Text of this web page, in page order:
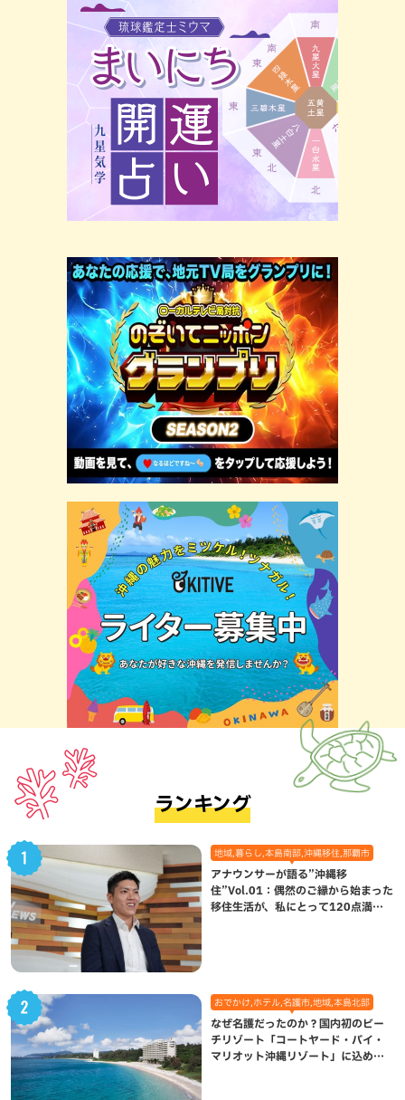
ランキング
地域,暮らし,本島南部,沖縄移住,那覇市
アナウンサーが語る”沖縄移
住”Vol.01：偶然のご縁から始まった
移住生活が、私にとって120点満点
おでかけ,ホテル,名護市,地域,本島北部
なぜ名護だったのか？国内初のビー
チリゾート「コートヤード・バイ・
マリオット沖縄リゾート」に込めら